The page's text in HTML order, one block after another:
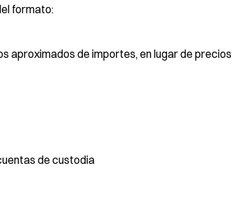
formato:
aproximados de importes, en lugar de precios
de custodia